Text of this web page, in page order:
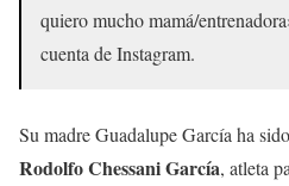
quiero mucho mamá/
cuenta de Instagram.
Su madre Guadalupe García ha
Rodolfo Chessani García, atleta